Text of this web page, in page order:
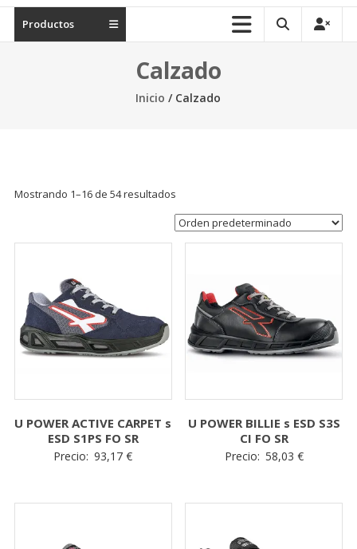
Productos
Calzado
Inicio / Calzado
Mostrando 1–16 de 54 resultados
U POWER ACTIVE CARPET s
ESD S1PS FO SR
Precio: 93,17€
U POWER BILLIE s ESD S3S
CI FO SR
Precio: 58,03 €